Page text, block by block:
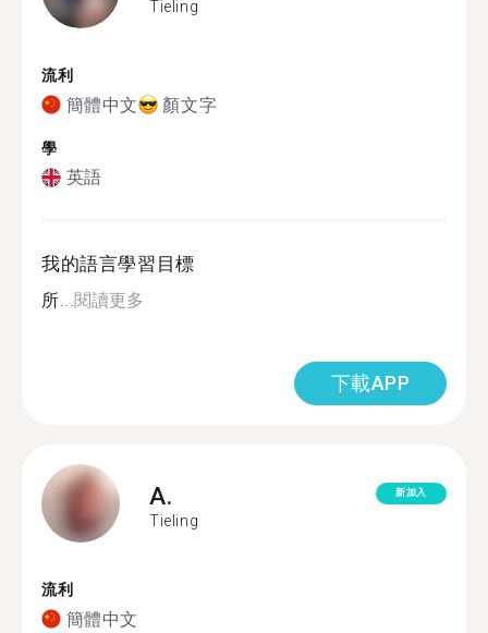
Tieling
流利
簡體中文 顏文字
學
英語
我的語言學習目標
所...閱讀更多
下載APP
A.
Tieling
新加入
流利
簡體中文